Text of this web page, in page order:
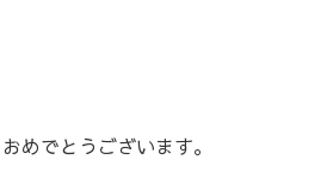
めでとうございます。